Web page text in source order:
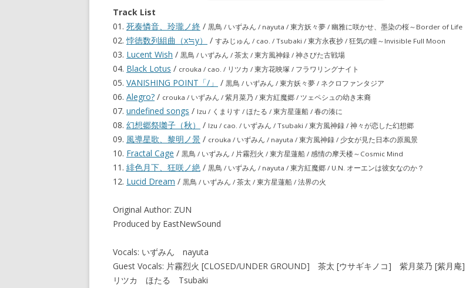
Track List
01. 死奏憐音、玲瓏ノ終 / 黒鳥 / いずみん / nayuta / 東方妖々夢 / 幽雅に咲かせ、墨染の桜～Border of Life
02.悖徳数列組曲（x≒y） / すみじゅん / cao. / Tsubaki / 東方永夜抄 / 狂気の瞳～Invisible Full Moon
03. Lucent Wish / 黒鳥 / いずみん / 茶太 / 東方風神録 / 神さびた古戦場
04. Black Lotus / crouka / cao. / リツカ / 東方花映塚 / フラワリングナイト
05. VANISHING POINT「/」 / 黒鳥 / いずみん / 東方妖々夢 / ネクロファンタジア
06. Alegro? / crouka / いずみん / 紫月菜乃 / 東方紅魔郷 / ツェペシュの幼き末裔
07. undefined songs / Izu / くまりす / ほたる / 東方星蓮船 / 春の湊に
08. 幻想郷祭囃子（秋） / Izu / cao. / いずみん / Tsubaki / 東方風神録 / 神々が恋した幻想郷
09. 風導星歌、黎明ノ景 / crouka / いずみん / nayuta / 東方風神録 / 少女が見た日本の原風景
10. Fractal Cage / 黒鳥 / いずみん / 片霧烈火 / 東方星蓮船 / 感情の摩天楼～Cosmic Mind
11. 緋色月下、狂咲ノ絶 / 黒鳥 / いずみん / nayuta / 東方紅魔郷 / U.N. オーエンは彼女なのか？
12. Lucid Dream / 黒鳥 / いずみん / 茶太 / 東方星蓮船 / 法界の火
Original Author: ZUN
Produced by EastNewSound
Vocals: いずみん nayuta
Guest Vocals: 片霧烈火 [CLOSED/UNDER GROUND] 茶太 [ウサギキノコ] 紫月菜乃 [紫月庵]
リツカ ほたる Tsubaki